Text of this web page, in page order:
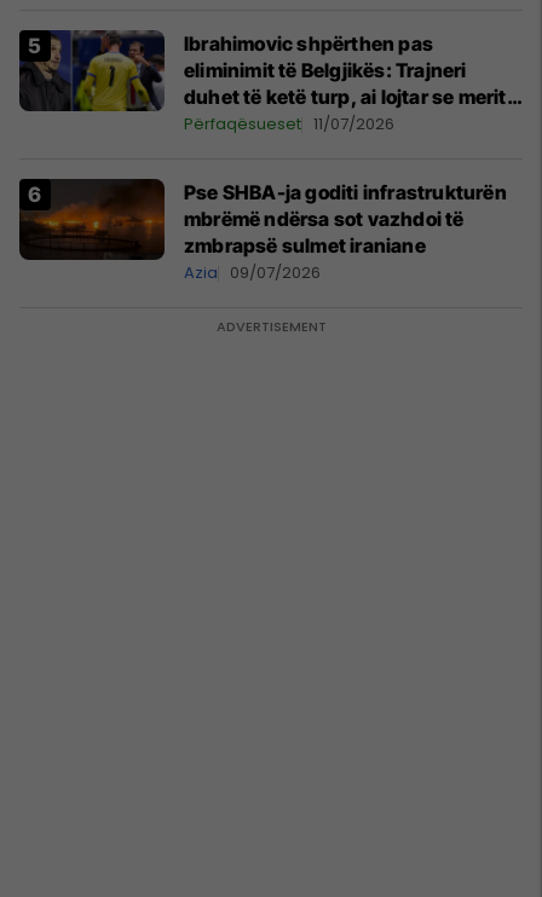
Ibrahimovic shpërthen pas
eliminimit të Belgjikës: Trajneri
duhet të ketë turp, ai lojtar se meritoi
të luante
Përfaqësueset 11/07/2026
Pse SHBA-ja goditi infrastrukturën
mbrëmë ndërsa sot vazhdoi të
zmbrapsë sulmet iraniane
Azia 09/07/2026